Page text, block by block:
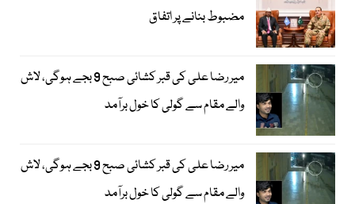
مضبوط بنانے پر اتفاق
میر رضا علی کی قبر کشائی صبح 9 بجے ہوگی، لاش
والے مقام سے گولی کا خول برآمد
میر رضا علی کی قبر کشائی صبح 9 بجے ہوگی، لاش
والے مقام سے گولی کا خول برآمد